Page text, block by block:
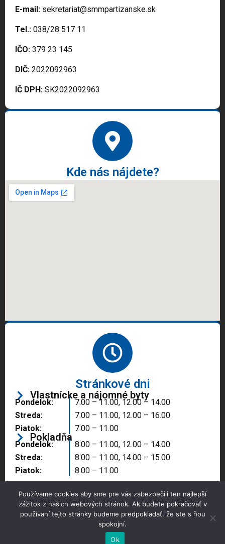
E-mail: sekretariat@smmpartizanske.sk
Tel.: 038/28 517 11
IČO: 379 23 145
DIČ: 2022092963
IČ DPH: SK2022092963
Kde nás nájdete?
Stránkové dni
Vlastnícke a nájomné byty
Pondelok:
Streda:
Piatok:
7.00 – 11.00, 12.00 – 14.00
7.00 – 11.00, 12.00 – 16.00
7.00 – 11.00
Pokladňa
Pondelok:
Streda:
Piatok:
8.00 – 11.00, 12.00 – 14.00
8.00 – 11.00, 14.00 – 15.00
8.00 – 11.00
Copyright © 2025 Správa majetku mesta, n.o.,
Partizánske
Používame cookies aby sme pre vás zabezpečili ten najlepší
zážitok z našich webových stránok. Ak budete pokračovať v
používaní tejto stránky budeme predpokladať, že ste s ňou
spokojní.
Ok